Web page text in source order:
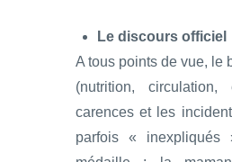
Le discours officiel
A tous points de vue, le
(nutrition,
carences et les
parfois «